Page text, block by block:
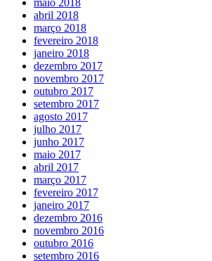
maio 2018
abril 2018
março 2018
fevereiro 2018
janeiro 2018
dezembro 2017
novembro 2017
outubro 2017
setembro 2017
agosto 2017
julho 2017
junho 2017
maio 2017
abril 2017
março 2017
fevereiro 2017
janeiro 2017
dezembro 2016
novembro 2016
outubro 2016
setembro 2016